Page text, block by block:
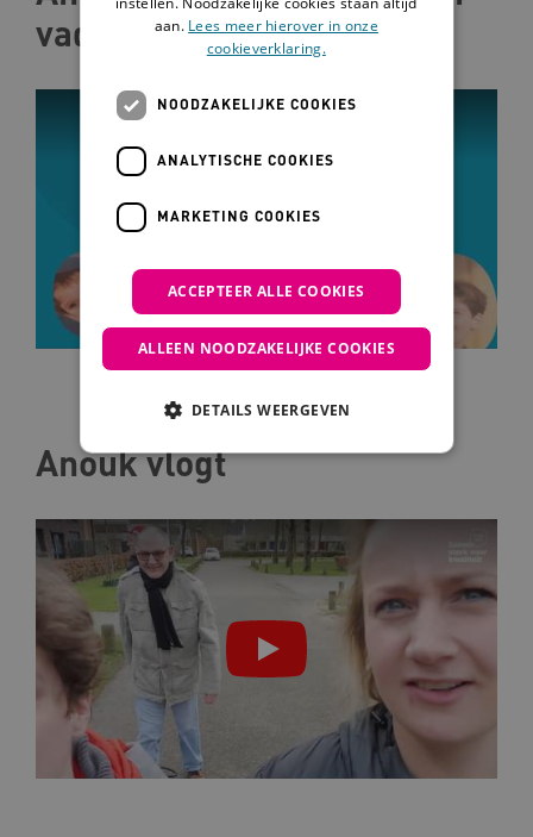
vader en begeleider
Anouk vlogt
aan. Lees meer hierover in onze
cookieverklaring.
NOODZAKELIJKE COOKIES
ANALYTISCHE COOKIES
MARKETING COOKIES
ACCEPTEER ALLE COOKIES
ALLEEN NOODZAKELIJKE COOKIES
DETAILS WEERGEVEN
Marketing cookies
Deze functionele en technische cookies zorgen
ervoor dat de website werkt. Deze cookies
worden altijd geplaatst en maken geen inbreuk
op uw privacy.
Naam
Provider
Domein
__Secure-YNID
__Secure-
ROLLOUT_TOKEN
.youtube.com